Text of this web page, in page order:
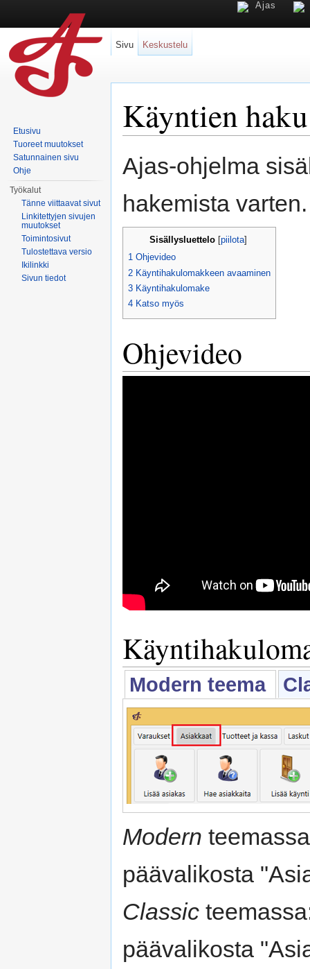
Ajas
Käyntien haku
Ajas-ohjelma
hakemista varten.
Sisällysluettelo[ piilota]
1 Ohjevideo
2 Käyntihakulomakkeen avaaminen
3 Käyntihakulomake
4 Katso myös
Ohjevideo
Modern teema
Modern
päävalikosta
Classic
päävalikosta
Sivu Keskustelu
Etusivu
Tuoreet muutokset
Satunnainen sivu
Ohje
Työkalut
Tänne viittaavat sivut
Linkitettyjen sivujen
muutokset
Toimintosivut
Tulostettava versio
Ikilinkki
Sivun tiedot